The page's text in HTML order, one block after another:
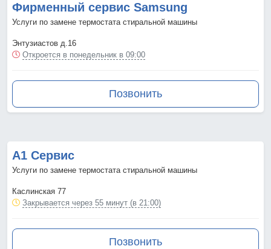
Фирменный сервис Samsung
Услуги по замене термостата стиральной машины
Энтузиастов д.16
Откроется в понедельник в 09:00
Позвонить
А1 Сервис
Услуги по замене термостата стиральной машины
Каслинская 77
Закрывается через 55 минут (в 21:00)
Позвонить